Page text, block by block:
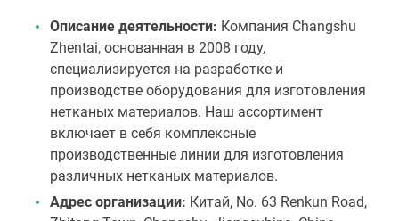
Описание деятельности: Компания Changshu
Zhentai, основанная в 2008 году,
специализируется на разработке и
производстве оборудования для изготовления
нетканых материалов. Наш ассортимент
включает в себя комплексные
производственные линии для изготовления
различных нетканых материалов.
Адрес организации: Китай, No. 63 Renkun Road,